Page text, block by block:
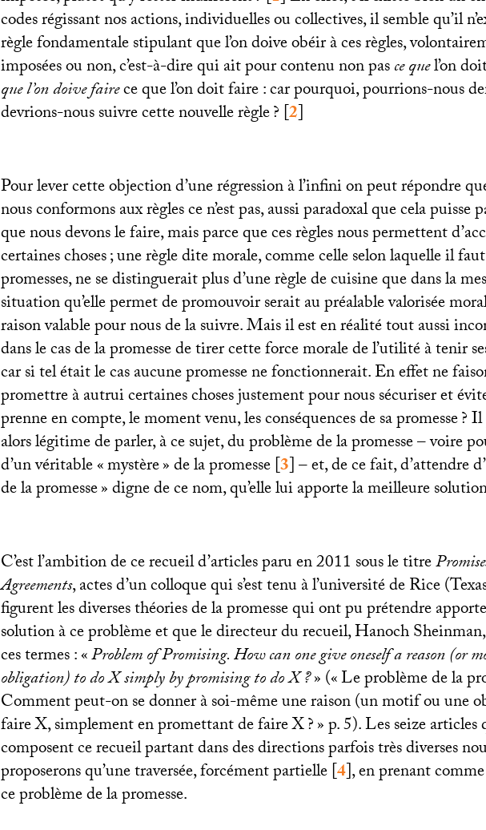
codes régissant nos actions, individuelles ou collectives, il semble qu’il
règle fondamentale stipulant que l’on doive obéir à ces règles,
imposées ou non, c’est-à-dire qui ait pour contenu non pasce quel’on
que l’on doive fairece que l’on doit faire : car pourquoi, pourrions-nous
devrions-nous suivre cette nouvelle règle?[2]
Pour lever cette objection d’une régression à l’infini on peut répondre
nous conformons aux règles ce n’est pas, aussi paradoxal que cela puisse
que nous devons le faire, mais parce que ces règles nous permettent
certaines choses; une règle dite morale, comme celle selon laquelle il
promesses, ne se distinguerait plus d’une règle de cuisine que dans la
situation qu’elle permet de promouvoir serait au préalable valorisée
raison valable pour nous de la suivre. Mais il est en réalité tout aussi
dans le cas de la promesse de tirer cette force morale de l’utilité à tenir
car si tel était le cas aucune promesse ne fonctionnerait. En effet ne
promettre à autrui certaines choses justement pour nous sécuriser et
prenne en compte, le moment venu, les conséquences de sa promesse?
alors légitime de parler, à ce sujet, du problème de la promesse – voire
d’un véritable «mystère» de la promesse[3]– et, de ce fait, d’attendre
de la promesse» digne de ce nom, qu’elle lui apporte la meilleure
C’est l’ambition de ce recueil d’articles paru en 2011 sous le titre
Agreements, actes d’un colloque qui s’est tenu à l’université de Rice
figurent les diverses théories de la promesse qui ont pu prétendre
solution à ce problème et que le directeur du recueil, Hanoch
ces termes : «Problem of Promising. How can one give oneself a reason (or
obligation) to do X simply by promising to do X?» («Le problème de la
Comment peut-on se donner à soi-même une raison (un motif ou une
faire X, simplement en promettant de faire X?» p. 5). Les seize articles
composent ce recueil partant dans des directions parfois très diverses
proposerons qu’une traversée, forcément partielle[4], en prenant
ce problème de la promesse.